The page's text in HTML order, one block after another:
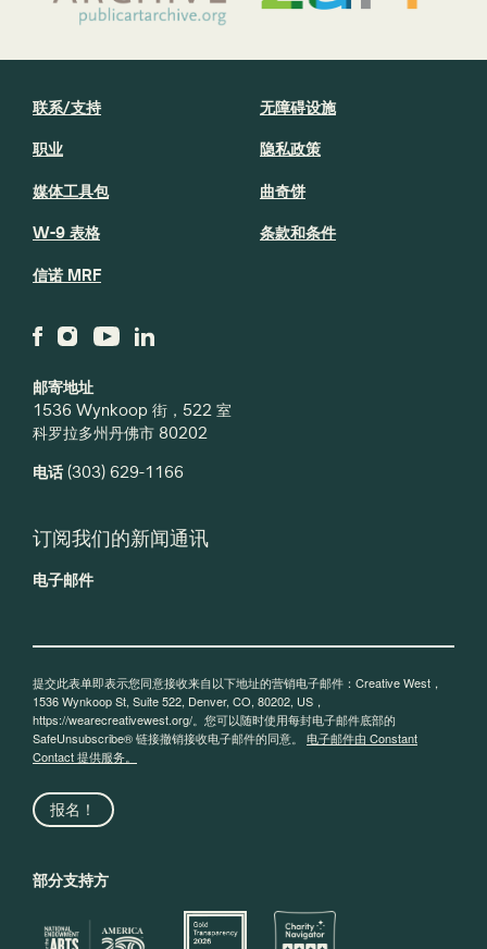
邮寄地址
1536 Wynkoop 街，522 室
科罗拉多州丹佛市 80202
电话(303) 629-1166
联系/支持
职业
媒体工具包
W-9 表格
信诺 MRF
无障碍设施
隐私政策
曲奇饼
条款和条件
订阅我们的新闻通讯
电子邮件
提交此表单即表示您同意接收来自以下地址的营销电子邮件：Creative West，
1536 Wynkoop St, Suite 522, Denver, CO, 80202, US，
https://wearecreativewest.org/。您可以随时使用每封电子邮件底部的
SafeUnsubscribe® 链接撤销接收电子邮件的同意。 电子邮件由 Constant
Contact 提供服务。
报名！
部分支持方